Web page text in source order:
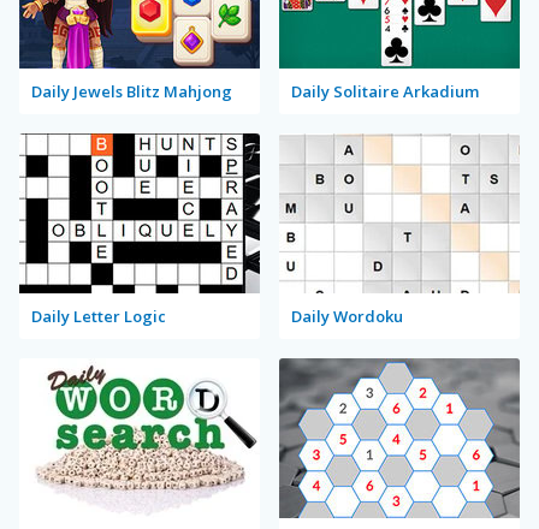
Daily Jewels Blitz Mahjong Daily Solitaire Arkadium
Daily Letter Logic Daily Wordoku